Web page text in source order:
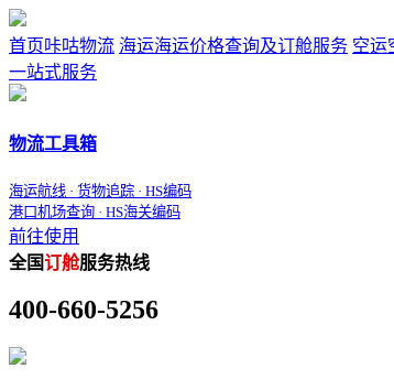
首页咔咕物流 海运海运价格查询及订舱服务 空运
一站式服务
物流工具箱
海运航线 · 货物追踪 · HS编码
港口机场查询 · HS海关编码
前往使用
全国订舱服务热线
400-660-5256